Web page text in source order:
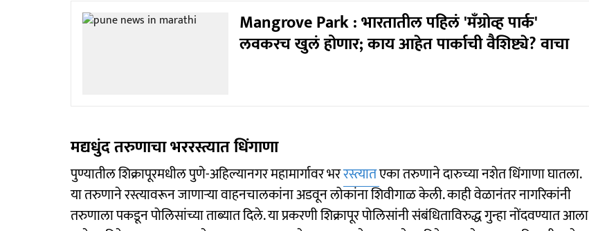
Mangrove Park : भारतातील पहिलं 'मँग्रोव्ह पार्क'
लवकरच खुलं होणार; काय आहेत पार्काची वैशिष्ट्ये? वाचा
मद्यधुंद तरुणाचा भररस्त्यात धिंगाणा
पुण्यातील शिक्रापूरमधील पुणे-अहिल्यानगर महामार्गावर भररस्त्यातएका तरुणाने दारुच्या नशेत धिंगाणा घातला.
या तरुणाने रस्त्यावरून जाणाऱ्या वाहनचालकांना अडवून लोकांना शिवीगाळ केली. काही वेळानंतर नागरिकांनी
तरुणाला पकडून पोलिसांच्या ताब्यात दिले. या प्रकरणी शिक्रापूर पोलिसांनी संबंधिताविरुद्ध गुन्हा नोंदवण्यात आला